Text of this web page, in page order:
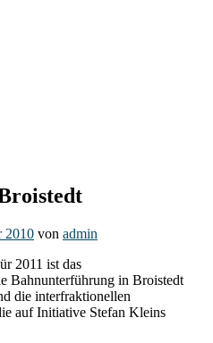
2010 von admin
2011 ist das
Bahnunterführung in Broistedt
die interfraktionellen
auf Initiative Stefan Kleins